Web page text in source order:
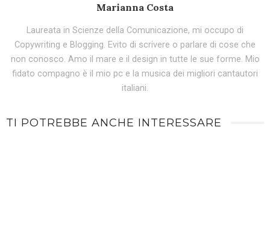
Marianna Costa
Laureata in Scienze della Comunicazione, mi occupo di
Copywriting e Blogging. Evito di scrivere o parlare di cose che
non conosco. Amo il mare e il design in tutte le sue forme. Mio
fidato compagno è il mio pc e la musica dei migliori cantautori
italiani.
TI POTREBBE ANCHE INTERESSARE